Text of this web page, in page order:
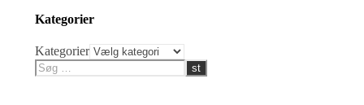
Kategorier
Kategorier